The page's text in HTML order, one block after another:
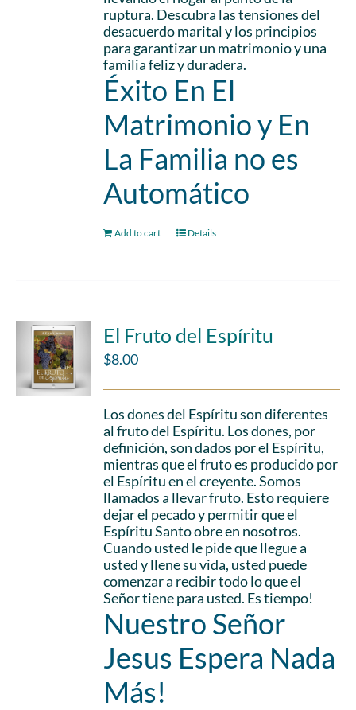
ruptura. Descubra las tensiones del
desacuerdo marital y los principios
para garantizar un matrimonio y una
familia feliz y duradera.
Éxito En El
Matrimonio y En
La Familia no es
Automático
Add to cart Details
El Fruto del Espíritu
$8.00
Los dones del Espíritu son diferentes
al fruto del Espíritu. Los dones, por
definición, son dados por el Espíritu,
mientras que el fruto es producido por
el Espíritu en el creyente. Somos
llamados a llevar fruto. Esto requiere
dejar el pecado y permitir que el
Espíritu Santo obre en nosotros.
Cuando usted le pide que llegue a
usted y llene su vida, usted puede
comenzar a recibir todo lo que el
Señor tiene para usted. Es tiempo!
Nuestro Señor
Jesus Espera Nada
Más!